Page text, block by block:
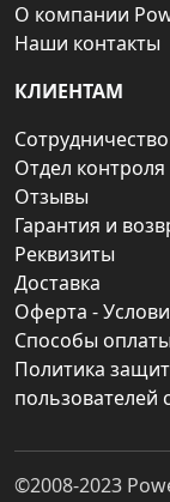
О компании
Наши контакты
КЛИЕНТАМ
Отдел контроля
Отзывы
Гарантия и
Реквизиты
Доставка
Оферта -
Способы оплаты
Политика
пользователей
©2008-2023